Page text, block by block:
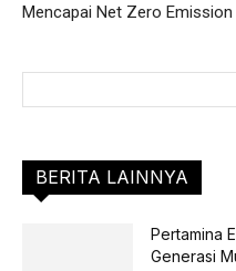
Mencapai Net Zero Emission
BERITA LAINNYA
Pertamina
Generasi